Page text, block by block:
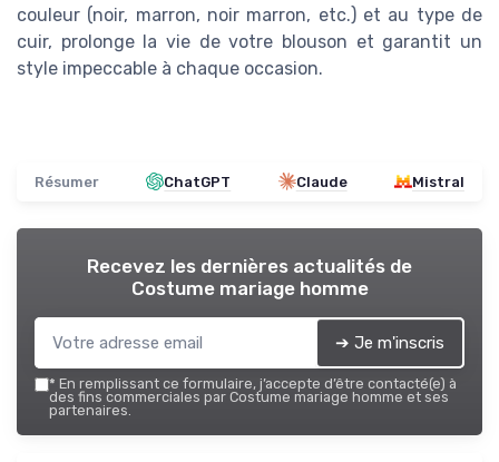
couleur (noir, marron, noir marron, etc.) et au type de
cuir, prolonge la vie de votre blouson et garantit un
style impeccable à chaque occasion.
Résumer ChatGPT Claude Mistral
Recevez les dernières actualités de
Costume mariage homme
➔ Je m'inscris
* En remplissant ce formulaire, j’accepte d’être contacté(e) à
des fins commerciales par Costume mariage homme et ses
partenaires.